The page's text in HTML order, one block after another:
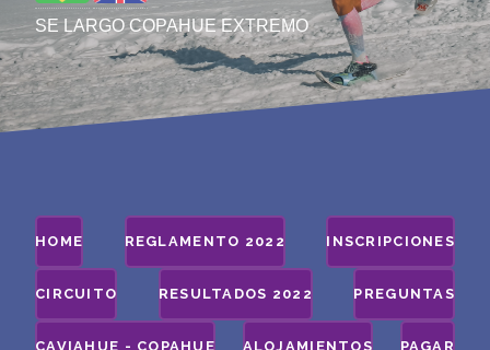
SE LARGO COPAHUE EXTREMO
HOME REGLAMENTO 2022 INSCRIPCIONES
CIRCUITO RESULTADOS 2022 PREGUNTAS
CAVIAHUE - COPAHUE ALOJAMIENTOS PAGAR